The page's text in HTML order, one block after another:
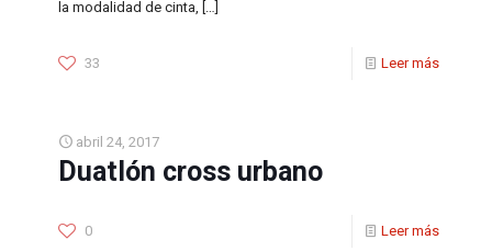
la modalidad de cinta, […]
33 Leer más
abril 24, 2017
Duatlón cross urbano
0 Leer más